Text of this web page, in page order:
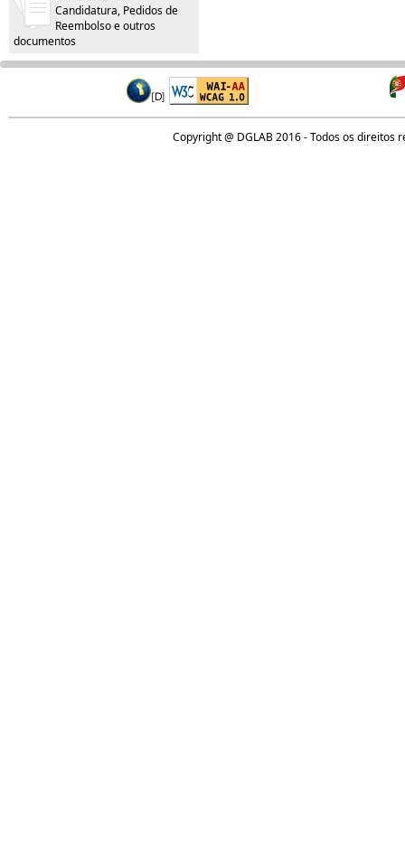
Candidatura, Pedidos de
Reembolso e outros
documentos
Copyright @ DGLAB 2016 - Todos os